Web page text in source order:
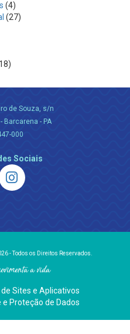
(4)
(27)
de Souza, s/n
Barcarena - PA
000
Sociais
- Todos os Direitos Reservados.
a vida
Sites e Aplicativos
Proteção de Dados